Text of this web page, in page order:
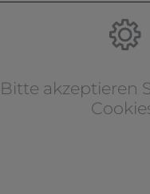
Bitte akzeptieren